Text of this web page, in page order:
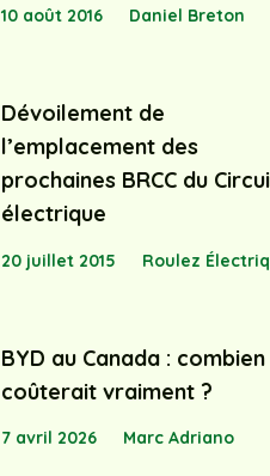
10 août 2016 Daniel Breton
Dévoilement de
l’emplacement des
prochaines BRCC du
électrique
20 juillet 2015 Roulez
BYD au Canada :
coûterait vraiment ?
7 avril 2026 Marc Adriano